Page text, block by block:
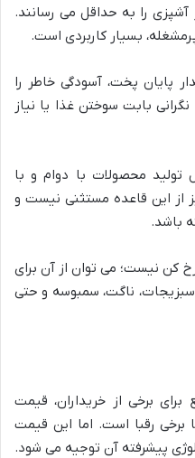
را به حداقل می رسانند.
بسیار کاربردی است.
پایان پخت، آسودگی خاطر را
بابت سوختن غذا یا نیاز
تولید محصولات با دوام و با
از این قاعده مستثنی نیست و
باشد.
کن نیست؛ می توان از آن برای
سبزیجات، ناگت، سمبوسه و حتی
برای برخی از خریداران، قیمت
برخی رقبا است. اما این قیمت
پیشرفته آن توجیه می شود.